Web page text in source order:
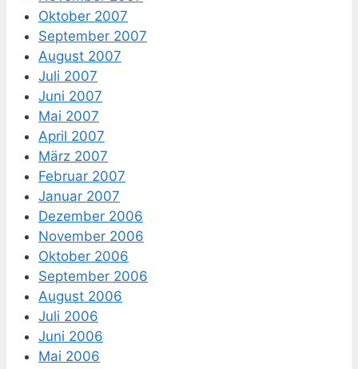
Oktober 2007
September 2007
August 2007
Juli 2007
Juni 2007
Mai 2007
April 2007
März 2007
Februar 2007
Januar 2007
Dezember 2006
November 2006
Oktober 2006
September 2006
August 2006
Juli 2006
Juni 2006
Mai 2006